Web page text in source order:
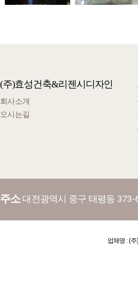
(주)효성건축&리젠시디자인
회사소개
오시는길
주소대전광역시 중구 태평동 373-
업체명 : (